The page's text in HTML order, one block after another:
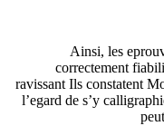
Ainsi, les
correctement
ravissant Ils constatent
l’egard de s’y